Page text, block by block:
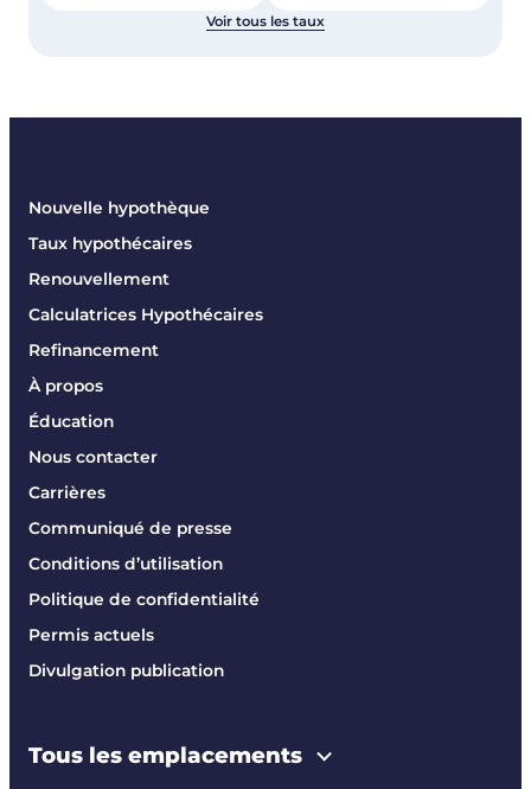
Voir tous les taux
Nouvelle hypothèque
Taux hypothécaires
Renouvellement
Calculatrices Hypothécaires
Refinancement
À propos
Éducation
Nous contacter
Carrières
Communiqué de presse
Conditions d’utilisation
Politique de confidentialité
Permis actuels
Divulgation publication
Tous les emplacements